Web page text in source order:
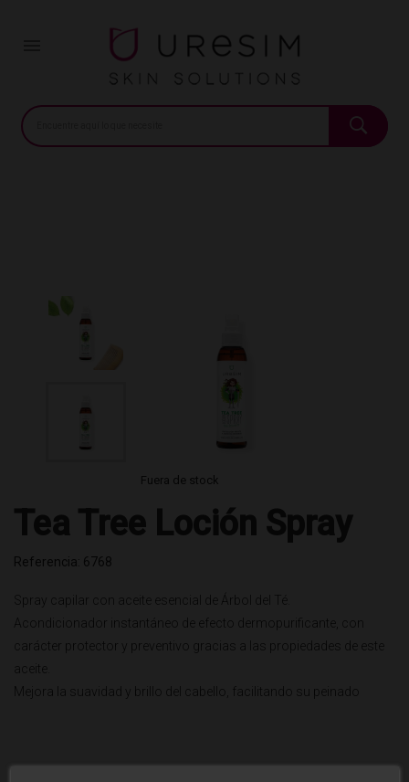
Fuera de stock
Tea Tree Loción Spray
Referencia: 6768
Spray capilar con aceite esencial de Árbol del Té.
Acondicionador instantáneo de efecto dermopurificante, con
carácter protector y preventivo gracias a las propiedades de este
aceite.
Mejora la suavidad y brillo del cabello, facilitando su peinado